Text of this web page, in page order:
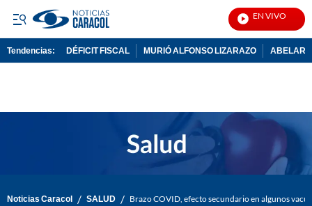
EN VIVO
Tendencias: DÉFICIT FISCAL MURIÓ ALFONSO LIZARAZO
Noticias Caracol / SALUD / Brazo COVID, efecto secundario en algunos